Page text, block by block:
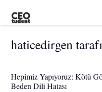
haticedirgen
Hepimiz Yapıyoruz: Kötü
Beden Dili Hatası